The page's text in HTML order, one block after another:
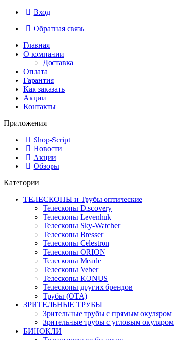
Вход
Обратная связь
Главная
О компании
Доставка
Оплата
Гарантия
Как заказать
Акции
Контакты
Приложения
Shop-Script
Новости
Акции
Обзоры
Категории
ТЕЛЕСКОПЫ и Трубы оптические
Телескопы Discovery
Телескопы Levenhuk
Телескопы Sky-Watcher
Телескопы Bresser
Телескопы Celestron
Телескопы ORION
Телескопы Meade
Телескопы Veber
Телескопы KONUS
Телескопы других брендов
Трубы (ОТА)
ЗРИТЕЛЬНЫЕ ТРУБЫ
Зрительные трубы с прямым окуляром
Зрительные трубы с угловым окуляром
БИНОКЛИ